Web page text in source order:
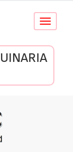
Conmutar